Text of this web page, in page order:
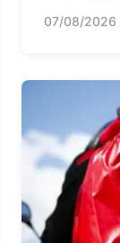
07/08/2026